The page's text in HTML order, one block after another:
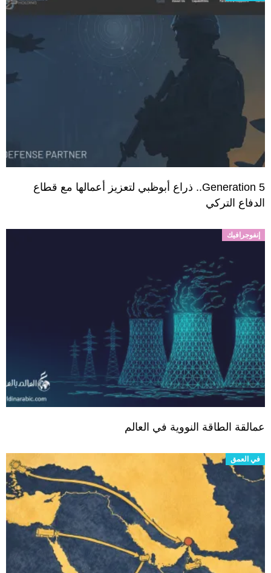
Generation 5.. ذراع أبوظبي لتعزيز أعمالها مع قطاع
الدفاع التركي
إنفوجرافيك
عمالقة الطاقة النووية في العالم
في العمق